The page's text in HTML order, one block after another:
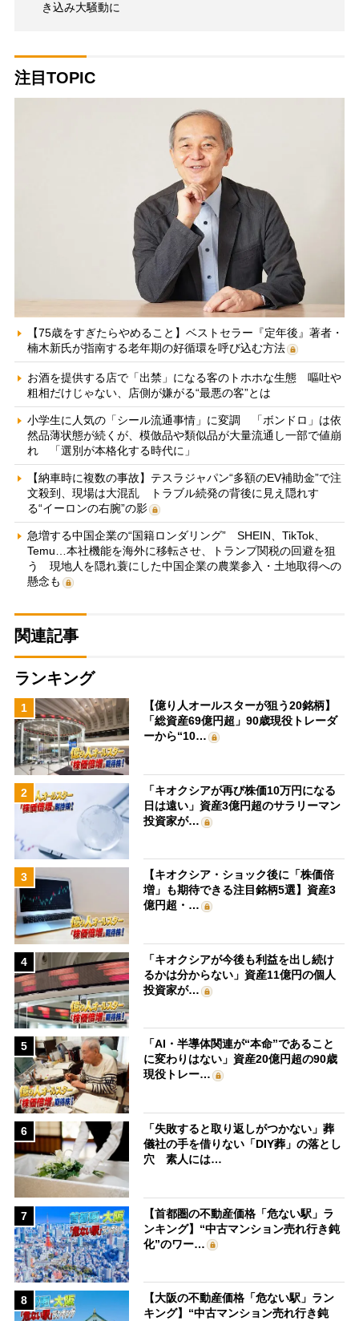
き込み大騒動に
注目TOPIC
【75歳をすぎたらやめること】ベストセラー『定年後』著者・
楠木新氏が指南する老年期の好循環を呼び込む方法
お酒を提供する店で「出禁」になる客のトホホな生態 嘔吐や
粗相だけじゃない、店側が嫌がる“最悪の客”とは
小学生に人気の「シール流通事情」に変調 「ボンドロ」は依
然品薄状態が続くが、模倣品や類似品が大量流通し一部で値崩
れ 「選別が本格化する時代に」
【納車時に複数の事故】テスラジャパン“多額のEV補助金”で注
文殺到、現場は大混乱 トラブル続発の背後に見え隠れす
る“イーロンの右腕”の影
急増する中国企業の“国籍ロンダリング” SHEIN、TikTok、
Temu…本社機能を海外に移転させ、トランプ関税の回避を狙
う 現地人を隠れ蓑にした中国企業の農業参入・土地取得への
懸念も
関連記事
ランキング
1
【億り人オールスターが狙う20銘柄】
「総資産69億円超」90歳現役トレーダ
ーから“10…
2
「キオクシアが再び株価10万円になる
日は遠い」資産3億円超のサラリーマン
投資家が…
3
【キオクシア・ショック後に「株価倍
増」も期待できる注目銘柄5選】資産3
億円超・…
4
「キオクシアが今後も利益を出し続け
るかは分からない」資産11億円の個人
投資家が…
5
「AI・半導体関連が“本命”であること
に変わりはない」資産20億円超の90歳
現役トレー…
6
「失敗すると取り返しがつかない」葬
儀社の手を借りない「DIY葬」の落とし
穴 素人には…
7
【首都圏の不動産価格「危ない駅」ラ
ンキング】“中古マンション売れ行き鈍
化”のワー…
8
【大阪の不動産価格「危ない駅」ラン
キング】“中古マンション売れ行き鈍